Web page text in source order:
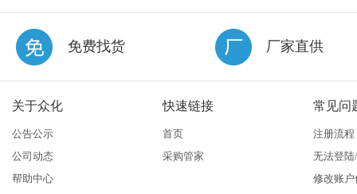
免费找货 厂家直供
关于众化
公告公示
公司动态
帮助中心
快速链接
首页
采购管家
常见问
注册流程
无法登
修改账户